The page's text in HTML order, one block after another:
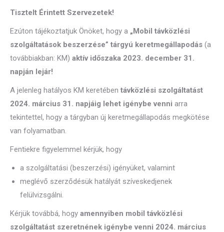
Tisztelt Érintett Szervezetek!
Ezúton tájékoztatjuk Önöket, hogy a „Mobil távközlési
szolgáltatások beszerzése” tárgyú keretmegállapodás (a
továbbiakban: KM) aktív időszaka 2023. december 31.
napján lejár!
A jelenleg hatályos KM keretében távközlési szolgáltatást
2024. március 31. napjáig lehet igénybe venni arra
tekintettel, hogy a tárgyban új keretmegállapodás megkötése
van folyamatban.
Fentiekre figyelemmel kérjük, hogy
a szolgáltatási (beszerzési) igényüket, valamint
meglévő szerződésük hatályát szíveskedjenek
felülvizsgálni.
Kérjük továbbá, hogy amennyiben mobil távközlési
szolgáltatást szeretnének igénybe venni 2024. március